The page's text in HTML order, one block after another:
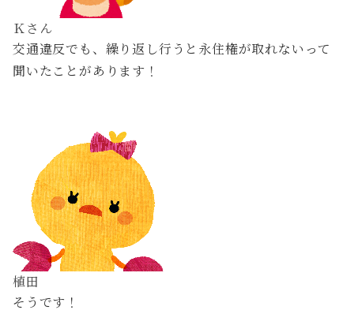
Ｋさん
交通違反でも、繰り返し行うと永住権が取れないって
聞いたことがあります！
植田
そうです！